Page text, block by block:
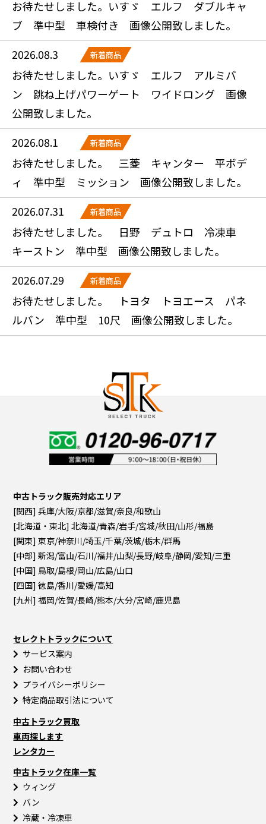
お待たせしました。いすゞ エルフ ダブルキャ
ブ 準中型 車検付き 画像公開致しました。
2026.08.3
新着商品
お待たせしました。いすゞ エルフ アルミバ
ン 跳ね上げパワーゲート ワイドロング 画像
公開致しました。
2026.08.1
新着商品
お待たせしました。 三菱 キャンター 平ボデ
ィ 準中型 ミッション 画像公開致しました。
2026.07.31
新着商品
お待たせしました。 日野 デュトロ 冷凍車
キーストン 準中型 画像公開致しました。
2026.07.29
新着商品
お待たせしました。 トヨタ トヨエース パネ
ルバン 準中型 10尺 画像公開致しました。
中古トラック販売対応エリア
[関西] 兵庫/大阪/京都/滋賀/奈良/和歌山
[北海道・東北] 北海道/青森/岩手/宮城/秋田/山形/福島
[関東] 東京/神奈川/埼玉/千葉/茨城/栃木/群馬
[中部] 新潟/富山/石川/福井/山梨/長野/岐阜/静岡/愛知/三重
[中国] 鳥取/島根/岡山/広島/山口
[四国] 徳島/香川/愛媛/高知
[九州] 福岡/佐賀/長崎/熊本/大分/宮崎/鹿児島
セレクトトラックについて
サービス案内
お問い合わせ
プライバシーポリシー
特定商品取引法について
中古トラック買取
車両探します
レンタカー
中古トラック在庫一覧
ウィング
バン
冷蔵・冷凍車